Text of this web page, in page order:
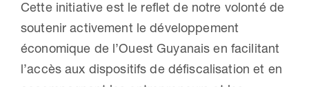
Cette initiative est le reflet de notre volonté de
soutenir activement le développement
économique de l’Ouest Guyanais en facilitant
l’accès aux dispositifs de défiscalisation et en